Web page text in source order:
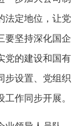
法定地位，让党
要坚持深化国企
党的建设和国有
步设置、党组织
作同步开展。